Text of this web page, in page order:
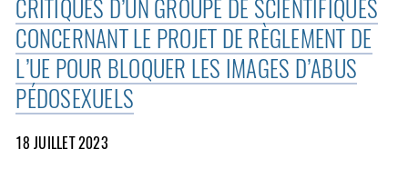
CRITIQUES D’UN GROUPE DE SCIENTIFIQUES
CONCERNANT LE PROJET DE RÈGLEMENT DE
L’UE POUR BLOQUER LES IMAGES D’ABUS
PÉDOSEXUELS
18 JUILLET 2023